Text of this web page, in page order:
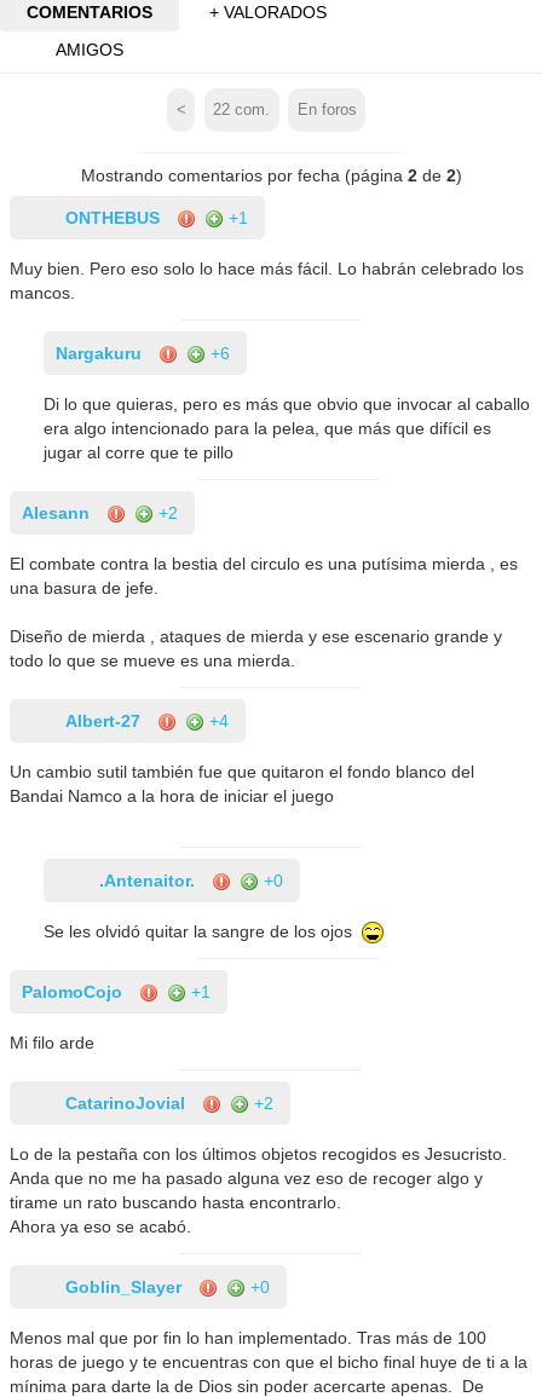
COMENTARIOS
+ VALORADOS
AMIGOS
< 22 com. En foros
Mostrando comentarios por fecha (página 2de 2)
ONTHEBUS +1
Muy bien. Pero eso solo lo hace más fácil. Lo habrán celebrado los
mancos.
Nargakuru +6
Di lo que quieras, pero es más que obvio que invocar al caballo
era algo intencionado para la pelea, que más que difícil es
jugar al corre que te pillo
Alesann +2
El combate contra la bestia del circulo es una putísima mierda , es
una basura de jefe.
Diseño de mierda , ataques de mierda y ese escenario grande y
todo lo que se mueve es una mierda.
Albert-27 +4
Un cambio sutil también fue que quitaron el fondo blanco del
Bandai Namco a la hora de iniciar el juego
.Antenaitor. +0
Se les olvidó quitar la sangre de los ojos
PalomoCojo +1
Mi filo arde
CatarinoJovial +2
Lo de la pestaña con los últimos objetos recogidos es Jesucristo.
Anda que no me ha pasado alguna vez eso de recoger algo y
tirame un rato buscando hasta encontrarlo.
Ahora ya eso se acabó.
Goblin_Slayer +0
Menos mal que por fin lo han implementado. Tras más de 100
horas de juego y te encuentras con que el bicho final huye de ti a la
mínima para darte la de Dios sin poder acercarte apenas. De